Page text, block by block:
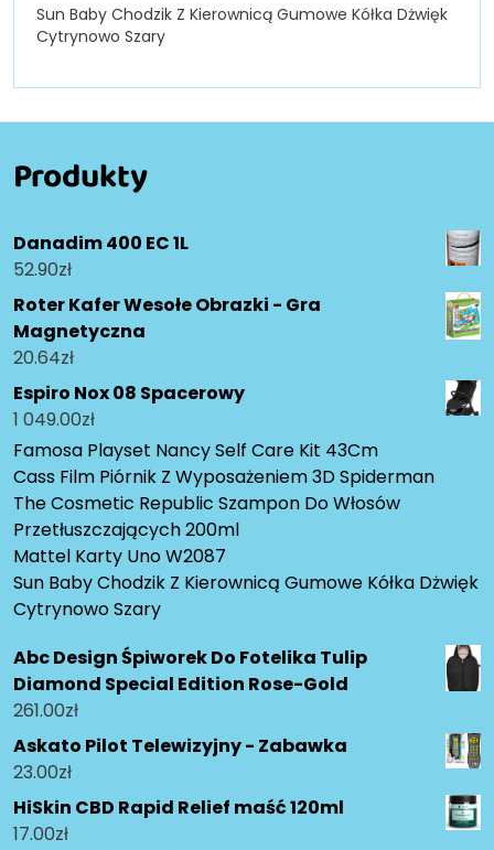
Sun Baby Chodzik Z Kierownicą Gumowe Kółka Dżwięk
Cytrynowo Szary
Produkty
Danadim 400 EC 1L
52.90zł
Roter Kafer Wesołe Obrazki - Gra
Magnetyczna
20.64zł
Espiro Nox 08 Spacerowy
1 049.00zł
Famosa Playset Nancy Self Care Kit 43Cm
Cass Film Piórnik Z Wyposażeniem 3D Spiderman
The Cosmetic Republic Szampon Do Włosów
Przetłuszczających 200ml
Mattel Karty Uno W2087
Sun Baby Chodzik Z Kierownicą Gumowe Kółka Dżwięk
Cytrynowo Szary
Abc Design Śpiworek Do Fotelika Tulip
Diamond Special Edition Rose-Gold
261.00zł
Askato Pilot Telewizyjny - Zabawka
23.00zł
HiSkin CBD Rapid Relief maść 120ml
17.00zł